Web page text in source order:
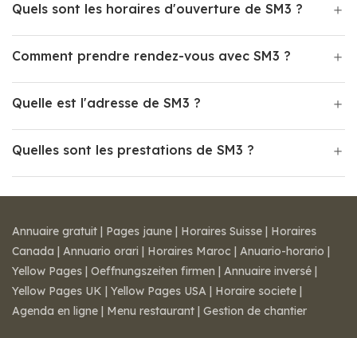
Quels sont les horaires d'ouverture de SM3 ?
Comment prendre rendez-vous avec SM3 ?
Quelle est l'adresse de SM3 ?
Quelles sont les prestations de SM3 ?
Annuaire gratuit | Pages jaune | Horaires Suisse | Horaires
Canada | Annuario orari | Horaires Maroc | Anuario-horario |
Yellow Pages | Oeffnungszeiten firmen | Annuaire inversé |
Yellow Pages UK | Yellow Pages USA | Horaire societe |
Agenda en ligne | Menu restaurant | Gestion de chantier